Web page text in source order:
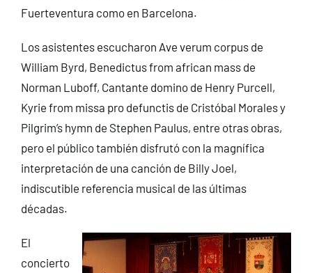
Fuerteventura como en Barcelona.
Los asistentes escucharon Ave verum corpus de
William Byrd, Benedictus from african mass de
Norman Luboff, Cantante domino de Henry Purcell,
Kyrie from missa pro defunctis de Cristóbal Morales y
Pilgrim’s hymn de Stephen Paulus, entre otras obras,
pero el público también disfrutó con la magnífica
interpretación de una canción de Billy Joel,
indiscutible referencia musical de las últimas
décadas.
El
concierto